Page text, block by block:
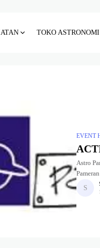
TOKO ASTRONOMI
EVENT
Astro
baik